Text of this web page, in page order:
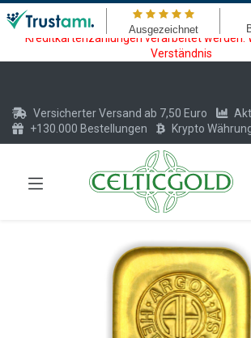
Wartungsarbeiten am Kreditkarten und Krypto
Zeit vom 20.07. - 09.08.2026 können
Kreditkartenzahlungen verarbeitet werden.
Verständnis
Versicherter Versand ab 7,50 Euro
+130.000 Bestellungen
Krypto